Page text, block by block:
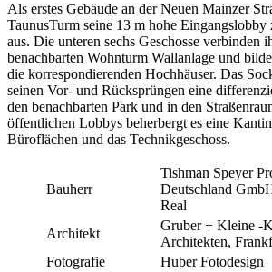
Als erstes Gebäude an der Neuen Mainzer
TaunusTurm seine 13 m hohe Eingangslobby
aus. Die unteren sechs Geschosse verbinden
benachbarten Wohnturm Wallanlage und
die korrespondierenden Hochhäuser. Das
seinen Vor- und Rücksprüngen eine
den benachbarten Park und in den
öffentlichen Lobbys beherbergt es eine
Büroflächen und das Technikgeschoss.
Bauherr
Tishman Speyer
Deutschland
Real
Architekt
Gruber + Kleine -
Architekten,
Fotografie
Huber Fotodesign